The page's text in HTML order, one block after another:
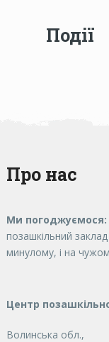
Події
Про нас
Ми погоджуємося:
позашкільний
минулому, і на
Центр
Волинська обл.,